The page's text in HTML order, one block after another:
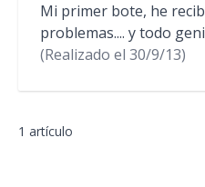
Mi primer bote, he
problemas.... y todo
(Realizado el 30/9/13)
1 artículo